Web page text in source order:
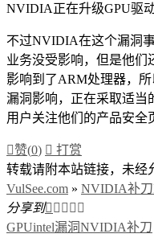
NVIDIA正在升级GPU驱
不过NVIDIA在这个漏洞
业务没受影响，但是他们
影响到了ARM处理器，
漏洞影响，正在采取适
用户关注他们的产品安全
赞(0)  打赏
转载请附本站链接，未经
VulSee.com » NVIDIA补刀
分享到    
GPUintel漏洞NVIDIA补刀